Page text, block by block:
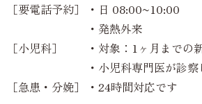
［要電話予約］
・日 08:00~10:00
・発熱外来
［小児科］
・対象：1ヶ月までの
・小児科専門医が診
［急患・分娩］
・24時間対応です